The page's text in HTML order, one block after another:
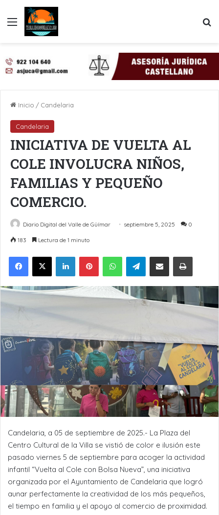
Menú
Inicio / Candelaria
Candelaria
INICIATIVA DE VUELTA AL
COLE INVOLUCRA NIÑOS,
FAMILIAS Y PEQUEÑO
COMERCIO.
Diario Digital del Valle de Güímar septiembre 5, 2025 0
183 Lectura de 1 minuto
LinkedInPinterestWhatsAppTelegramCompartir por Email Imprimir
Candelaria, a 05 de septiembre de 2025.- La Plaza del
Centro Cultural de la Villa se vistió de color e ilusión este
pasado viernes 5 de septiembre para acoger la actividad
infantil “Vuelta al Cole con Bolsa Nueva”, una iniciativa
organizada por el Ayuntamiento de Candelaria que logró
aunar perfectamente la creatividad de los más pequeños,
el tiempo en familia y el apoyo al comercio de proximidad.